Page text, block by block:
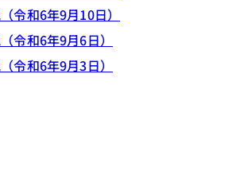
令和6年9月10日）
令和6年9月6日）
令和6年9月3日）